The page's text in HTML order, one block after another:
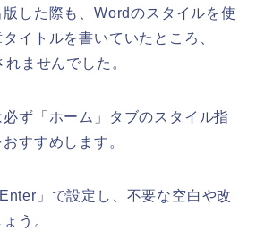
した際も、Wordのスタイルを使
イトルを書いていたところ、
ませんでした。
ず「ホーム」タブのスタイル指
すすめします。
」で設定し、不要な空白や改
う。